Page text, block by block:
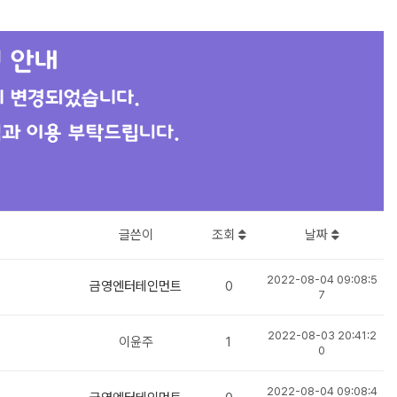
글쓴이 조회 날짜
금영엔터테인먼트 0
2022-08-04 09:08:5
7
이윤주 1
2022-08-03 20:41:2
0
2022-08-04 09:08:4